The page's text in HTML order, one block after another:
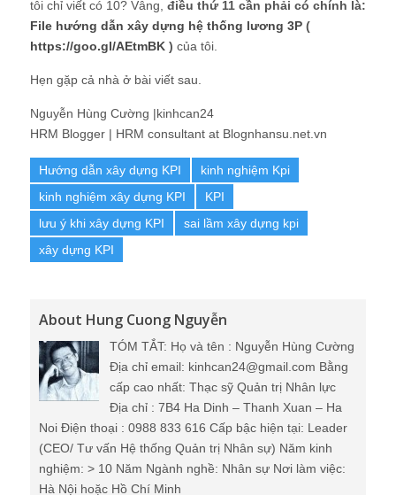
tôi chỉ viết có 10? Vâng, điều thứ 11 cần phải có chính là:
File hướng dẫn xây dựng hệ thống lương 3P (
https://goo.gl/AEtmBK ) của tôi.
Hẹn gặp cả nhà ở bài viết sau.
Nguyễn Hùng Cường |kinhcan24
HRM Blogger | HRM consultant at Blognhansu.net.vn
Hướng dẫn xây dựng KPI
kinh nghiệm Kpi
kinh nghiệm xây dựng KPI
KPI
lưu ý khi xây dựng KPI
sai lầm xây dựng kpi
xây dựng KPI
About Hung Cuong Nguyễn
TÓM TẮT: Họ và tên : Nguyễn Hùng Cường
Địa chỉ email: kinhcan24@gmail.com Bằng
cấp cao nhất: Thạc sỹ Quản trị Nhân lực
Địa chỉ : 7B4 Ha Dinh – Thanh Xuan – Ha
Noi Điện thoại : 0988 833 616 Cấp bậc hiện tại: Leader
(CEO/ Tư vấn Hệ thống Quản trị Nhân sự) Năm kinh
nghiệm: > 10 Năm Ngành nghề: Nhân sự Nơi làm việc:
Hà Nội hoặc Hồ Chí Minh